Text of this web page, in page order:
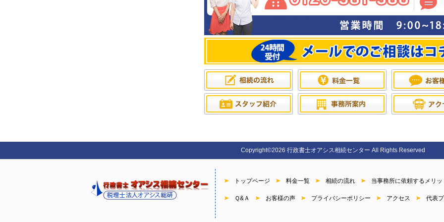
Copyright©2026 行政書士オアシス相続センター All Rights Reserved
トップページ 料金一覧 相続の流れ 当事務所に依頼するメリッ
Ｑ&Ａ お客様の声 プライバシーポリシー アクセス 代表